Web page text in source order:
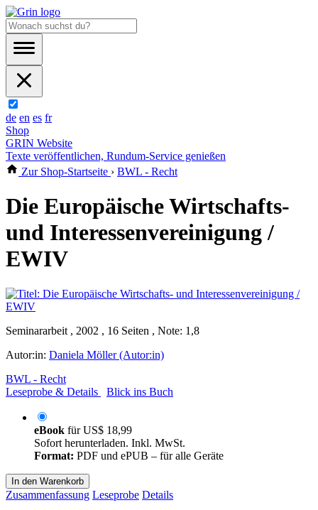
de en es fr
Shop
GRIN Website
Texte veröffentlichen, Rundum-Service genießen
Zur Shop-Startseite › BWL - Recht
Die Europäische Wirtschafts-
und Interessenvereinigung /
EWIV
Seminararbeit , 2002 , 16 Seiten , Note: 1,8
Autor:in: Daniela Möller (Autor:in)
BWL - Recht
Leseprobe & Details
Blick ins Buch
eBook fürUS$ 18,99
Sofort herunterladen. Inkl. MwSt.
Format: PDF und ePUB – für alle Geräte
In den Warenkorb
Zusammenfassung Leseprobe Details